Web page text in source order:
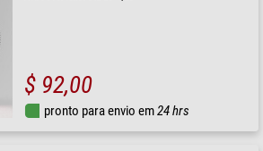
$ 92,00
pronto para envio em24 hrs